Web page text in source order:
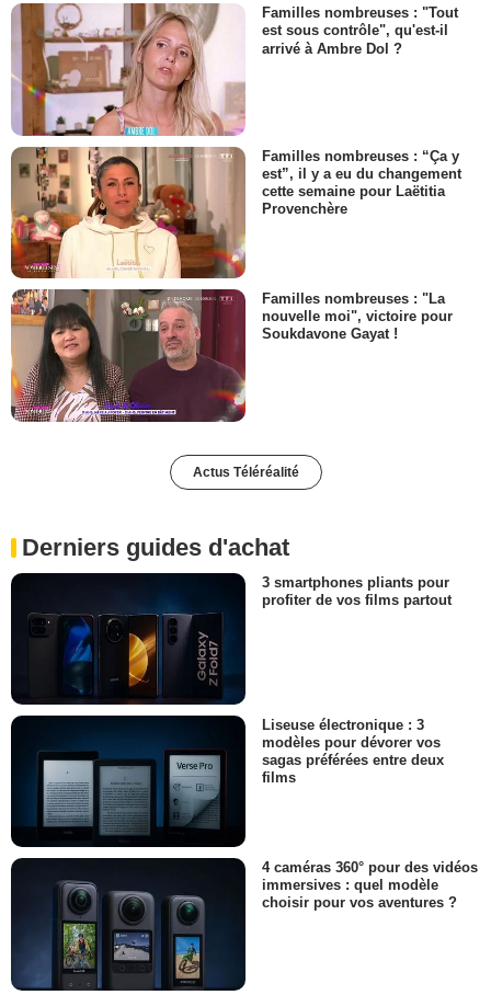
Familles nombreuses : "Tout
est sous contrôle", qu'est-il
arrivé à Ambre Dol ?
Familles nombreuses : “Ça y
est”, il y a eu du changement
cette semaine pour Laëtitia
Provenchère
Familles nombreuses : "La
nouvelle moi", victoire pour
Soukdavone Gayat !
Actus Téléréalité
Derniers guides d'achat
3 smartphones pliants pour
profiter de vos films partout
Liseuse électronique : 3
modèles pour dévorer vos
sagas préférées entre deux
films
4 caméras 360° pour des vidéos
immersives : quel modèle
choisir pour vos aventures ?